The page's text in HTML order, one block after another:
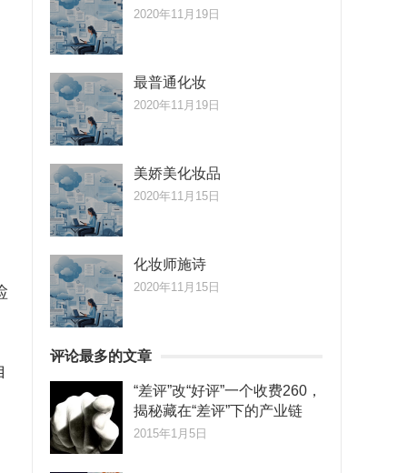
2020年11月19日
最普通化妆
2020年11月19日
美娇美化妆品
2020年11月15日
化妆师施诗
2020年11月15日
评论最多的文章
“差评”改“好评”一个收费260，
揭秘藏在“差评”下的产业链
2015年1月5日